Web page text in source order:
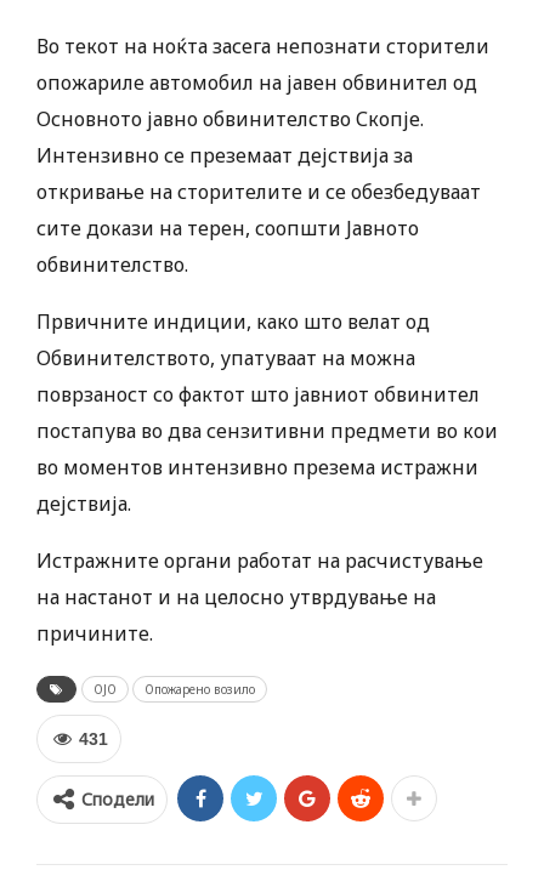
Во текот на ноќта засега непознати сторители
опожариле автомобил на јавен обвинител од
Основното јавно обвинителство Скопје.
Интензивно се преземаат дејствија за
откривање на сторителите и се обезбедуваат
сите докази на терен, соопшти Јавното
обвинителство.
Првичните индиции, како што велат од
Обвинителството, упатуваат на можна
поврзаност со фактот што јавниот обвинител
постапува во два сензитивни предмети во кои
во моментов интензивно презема истражни
дејствија.
Истражните органи работат на расчистување
на настанот и на целосно утврдување на
причините.
ОЈО Опожарено возило
431
Сподели